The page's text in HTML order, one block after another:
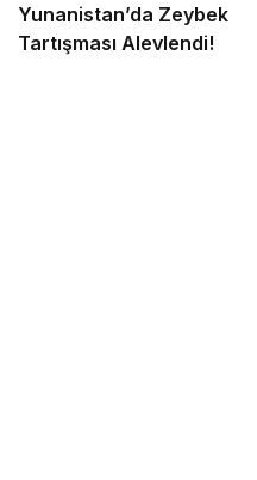
Yunanistan’da Zeybek
Tartışması Alevlendi!